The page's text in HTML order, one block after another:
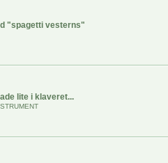
"spagetti vesterns"
lite i klaveret...